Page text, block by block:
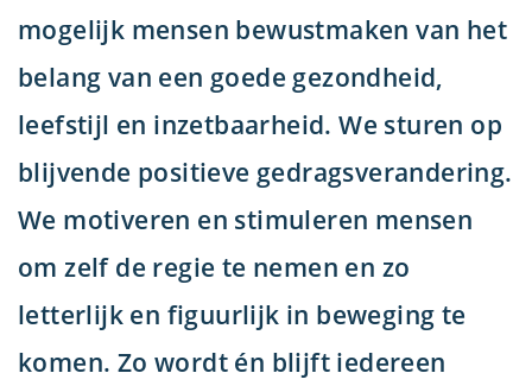
mogelijk mensen bewustmaken van het
belang van een goede gezondheid,
leefstijl en inzetbaarheid. We sturen op
blijvende positieve gedragsverandering.
We motiveren en stimuleren mensen
om zelf de regie te nemen en zo
letterlijk en figuurlijk in beweging te
komen. Zo wordt én blijft iedereen